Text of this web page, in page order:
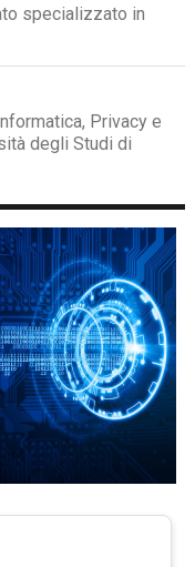
specializzato in
Privacy e
degli Studi di